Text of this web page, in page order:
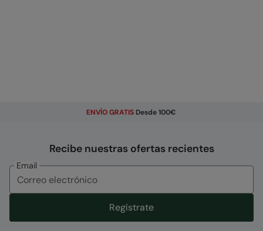
ENVÍO GRATISDesde 100€
Recibe nuestras ofertas recientes
Email
Regístrate